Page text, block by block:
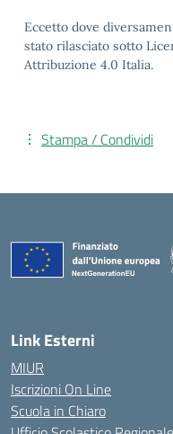
Eccetto dove
stato rilasciato sotto
Attribuzione 4.0 Italia.
Stampa / Condividi
Link Esterni
MIUR
Iscrizioni On Line
Scuola in Chiaro